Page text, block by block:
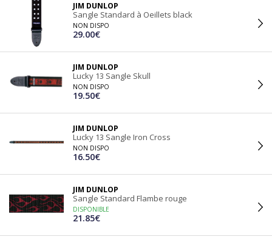
JIM DUNLOP
Sangle Standard à Oeillets black
NON DISPO
29.00€
JIM DUNLOP
Lucky 13 Sangle Skull
NON DISPO
19.50€
JIM DUNLOP
Lucky 13 Sangle Iron Cross
NON DISPO
16.50€
JIM DUNLOP
Sangle Standard Flambe rouge
DISPONIBLE
21.85€